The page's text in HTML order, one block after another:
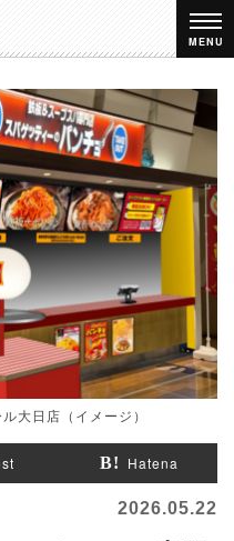
MENU
大日店（イメージ）
Hatena
2026.05.22